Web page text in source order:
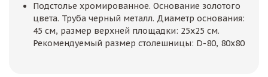
Подстолье хромированное. Основание золотого
цвета. Труба черный металл. Диаметр основания:
45 см, размер верхней площадки: 25х25 см.
Рекомендуемый размер столешницы: D-80, 80х80